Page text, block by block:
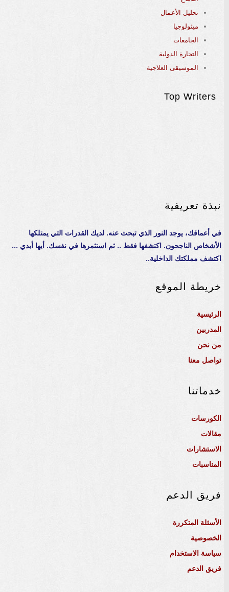
تحليل الأعمال
ميثولوجيا
الجامعات
التجارة الدولية
الموسيقى العلاجية
Top Writers
نبذة تعريفية
في أعماقك، يوجد النور الذي تبحث عنه. لديك القدرات التي يمتلكها
الأشخاص الناجحون. اكتشفها فقط .. ثم استثمرها في نفسك. أيها أبدي ...
اكتشف مملكتك الداخلية..
خريطة الموقع
الرئيسية
المدربين
من نحن
تواصل معنا
خدماتنا
الكورسات
مقالات
الاستشارات
المناسبات
فريق الدعم
الأسئلة المتكررة
الخصوصية
سياسة الاستخدام
فريق الدعم